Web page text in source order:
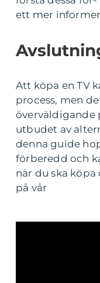
ett mer
Att köpa en TV
process, men
överväldigande
utbudet av
denna guide
förberedd och
när du ska köpa
på vår